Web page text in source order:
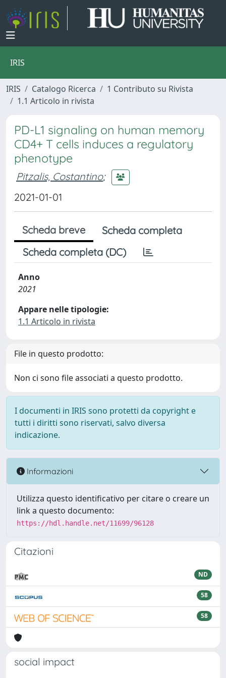
IRIS
IRIS Catalogo Ricerca
1 Contributo su Rivista
1.1 Articolo in rivista
PD-L1 signaling on human memory
CD4+ T cells induces a regulatory
phenotype
Pitzalis, Costantino;
2021-01-01
Scheda breve
Scheda completa
Scheda completa (DC)
Anno
2021
Appare nelle tipologie:
1.1 Articolo in rivista
File in questo prodotto:
Non ci sono file associati a questo prodotto.
I documenti in IRIS sono protetti da copyright e
tutti i diritti sono riservati, salvo diversa
indicazione.
Informazioni
Utilizza questo identificativo per citare o creare un
link a questo documento:
https://hdl.handle.net/11699/96128
Citazioni
ND
58
58
social impact